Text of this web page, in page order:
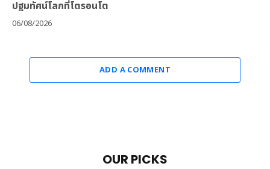
ปฐมทัศน์โลกที่โตรอนโต
06/08/2026
ADD A COMMENT
OUR PICKS